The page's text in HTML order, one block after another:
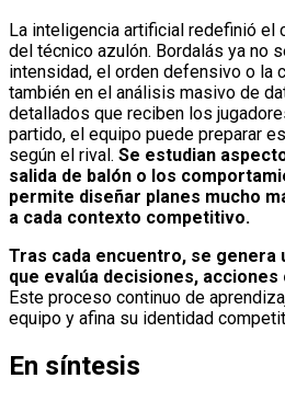
La inteligencia artificial redefinió el
del técnico azulón. Bordalás ya no
intensidad, el orden defensivo o la
también en el análisis masivo de
detallados que reciben los
partido, el equipo puede preparar
según el rival. Se estudian
salida de balón o los
permite diseñar planes mucho
a cada contexto competitivo.
Tras cada encuentro, se genera
que evalúa decisiones,
Este proceso continuo de
equipo y afina su identidad
En síntesis